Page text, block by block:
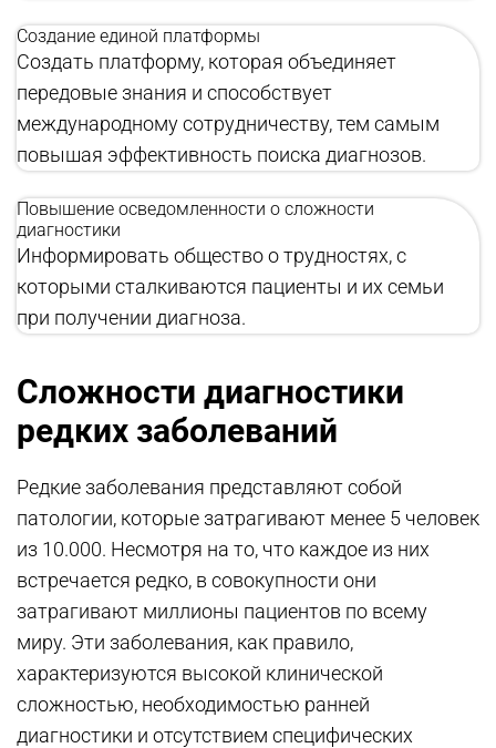
Создание единой платформы
Создать платформу, которая объединяет
передовые знания и способствует
международному сотрудничеству, тем самым
повышая эффективность поиска диагнозов.
Повышение осведомленности о сложности
диагностики
Информировать общество о трудностях, с
которыми сталкиваются пациенты и их семьи
при получении диагноза.
Сложности диагностики
редких заболеваний
Редкие заболевания представляют собой
патологии, которые затрагивают менее 5 человек
из 10.000. Несмотря на то, что каждое из них
встречается редко, в совокупности они
затрагивают миллионы пациентов по всему
миру. Эти заболевания, как правило,
характеризуются высокой клинической
сложностью, необходимостью ранней
диагностики и отсутствием специфических